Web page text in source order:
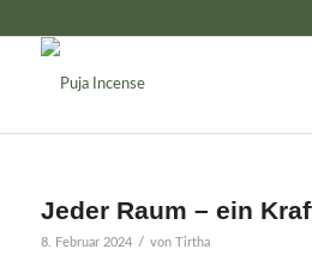
Jeder Raum – ein
8. Februar 2024 / von Tirtha